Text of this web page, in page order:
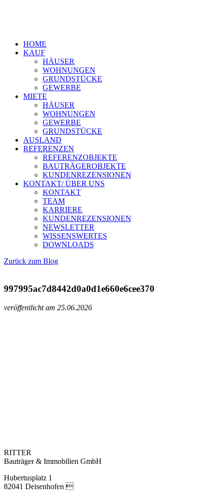
HOME
KAUF
HÄUSER
WOHNUNGEN
GRUNDSTÜCKE
GEWERBE
MIETE
HÄUSER
WOHNUNGEN
GEWERBE
GRUNDSTÜCKE
AUSLAND
REFERENZEN
REFERENZOBJEKTE
BAUTRÄGEROBJEKTE
KUNDENREZENSIONEN
KONTAKT/ ÜBER UNS
KONTAKT
TEAM
KARRIERE
KUNDENREZENSIONEN
NEWSLETTER
WISSENSWERTES
DOWNLOADS
Zurück zum Blog
997995ac7d8442d0a0d1e660e6cee370
veröffentlicht am 25.06.2026
RITTER
Bauträger & Immobilien GmbH
Hubertusplatz 1
82041 Deisenhofen 